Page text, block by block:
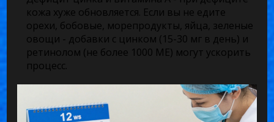
кожа хуже обновляется. Если вы не едите
орехи, бобовые, морепродукты, яйца, зеленые
овощи - добавки с цинком (15-30 мг в день) и
ретинолом (не более 1000 МЕ) могут ускорить
процесс.